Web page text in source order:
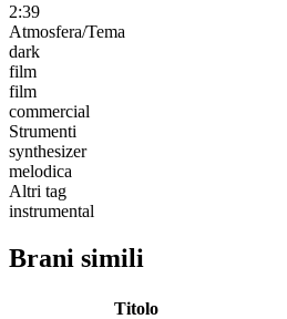
2:39
Atmosfera/Tema
dark
film
film
commercial
Strumenti
synthesizer
melodica
Altri tag
instrumental
Brani simili
Titolo